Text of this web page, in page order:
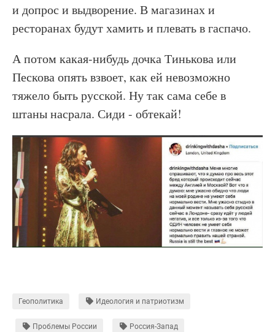
и допрос и выдворение. В магазинах и
ресторанах будут хамить и плевать в гаспачо.
А потом какая-нибудь дочка Тинькова или
Пескова опять взвоет, как ей невозможно
тяжело быть русской. Ну так сама себе в
штаны насрала. Сиди - обтекай!
Геополитика Идеология и патриотизм
Проблемы России Россия-Запад